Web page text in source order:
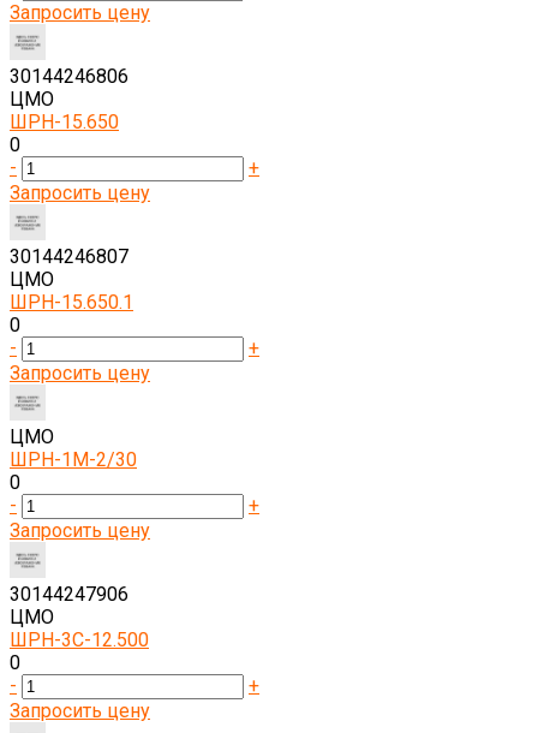
Запросить цену
30144246806
ЦМО
ШРН-15.650
0
-
+
Запросить цену
30144246807
ЦМО
ШРН-15.650.1
0
-
+
Запросить цену
ЦМО
ШРН-1М-2/30
0
-
+
Запросить цену
30144247906
ЦМО
ШРН-3С-12.500
0
-
+
Запросить цену